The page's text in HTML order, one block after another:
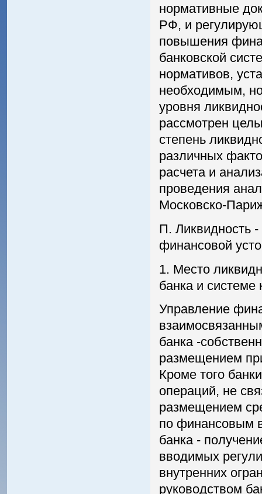
нормативные
РФ, и
повышения
банковской
нормативов,
необходимым,
уровня
рассмотрен
степень
различных
расчета и
проведения
Московско-
П. Ликвидность
финансовой
1. Место
банка и
Управление
банка -
размещением
Кроме того
операций, не
размещением
по финансовым
банка -
вводимых
внутренних
руководством